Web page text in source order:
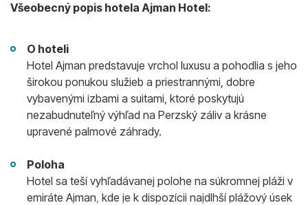
Všeobecný popis hotela Ajman Hotel:
O hoteli
Hotel Ajman predstavuje vrchol luxusu a pohodlia s jeho
širokou ponukou služieb a priestrannými, dobre
vybavenými izbami a suitami, ktoré poskytujú
nezabudnuteľný výhľad na Perzský záliv a krásne
upravené palmové záhrady.
Poloha
Hotel sa teší vyhľadávanej polohe na súkromnej pláži v
emiráte Ajman, kde je k dispozícii najdlhší plážový úsek